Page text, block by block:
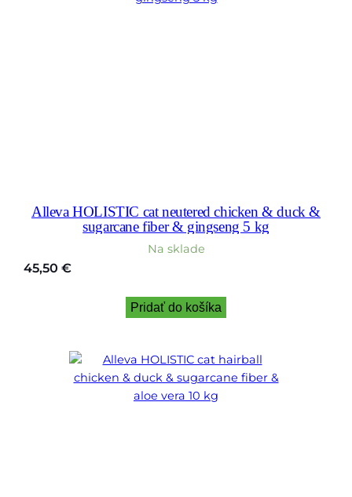
Alleva HOLISTIC cat neutered chicken & duck &
sugarcane fiber & gingseng 5 kg
Na sklade
45,50 €
Pridať do košíka